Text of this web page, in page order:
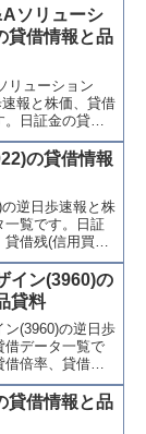
の週末残高、規
込停止)など、空
集計し、図解で
めて掲載して
ソリューシ
貸借情報と品
リューション
報と株価、貸借
日証金の貸借
用買残、信用売
歩)、東証の週
意喚起・申込停
関連情報を集計
りやすくまとめ
す。
の貸借情報
逆日歩速報と株
一覧です。日証
貸借残(信用買
品貸料(逆日
残高、規制(注意
など、空売り関
図解でわかり
載していま
イン(3960)の
貸料
(3960)の逆日歩
借データ一覧で
倍率、貸借残
売残)、品貸料
の週末残高、規制
停止)など、空売
貸借情報と品